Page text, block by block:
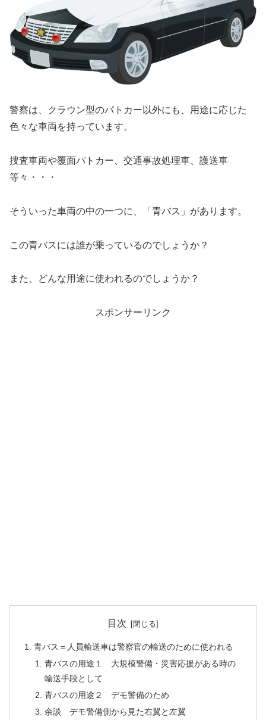
警察は、クラウン型のパトカー以外にも、用途に応じた
色々な車両を持っています。
捜査車両や覆面パトカー、交通事故処理車、護送車
等々・・・
そういった車両の中の一つに、「青バス」があります。
この青バスには誰が乗っているのでしょうか？
また、どんな用途に使われるのでしょうか？
スポンサーリンク
目次
青バス＝人員輸送車は警察官の輸送のために使われる
青バスの用途１ 大規模警備・災害応援がある時の
輸送手段として
青バスの用途２ デモ警備のため
余談 デモ警備側から見た右翼と左翼